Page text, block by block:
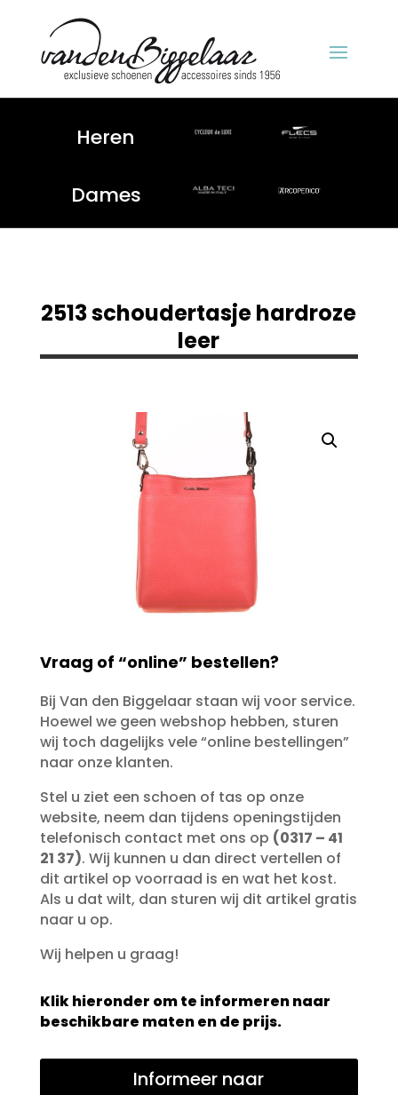
Heren
Dames
2513 schoudertasje hardroze
leer
Vraag of “online” bestellen?
Bij Van den Biggelaar staan wij voor service.
Hoewel we geen webshop hebben, sturen
wij toch dagelijks vele “online bestellingen”
naar onze klanten.
Stel u ziet een schoen of tas op onze
website, neem dan tijdens openingstijden
telefonisch contact met ons op (0317 – 41
21 37). Wij kunnen u dan direct vertellen of
dit artikel op voorraad is en wat het kost.
Als u dat wilt, dan sturen wij dit artikel gratis
naar u op.
Wij helpen u graag!
Klik hieronder om te informeren naar
beschikbare maten en de prijs.
Informeer naar